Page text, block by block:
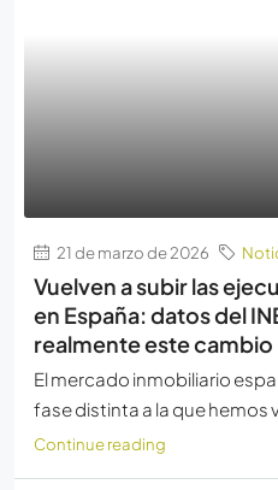
21 de marzo de 2026
Vuelven a subir las
en España: datos del
realmente este cambio
El mercado inmobiliario
fase distinta a la que hemos
Continue reading